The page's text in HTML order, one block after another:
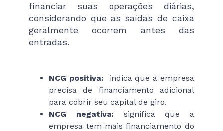
financiar suas operações diárias,
considerando que as saídas de caixa
geralmente ocorrem antes das
entradas.
NCG positiva:
indica que a empresa
precisa de financiamento adicional
para cobrir seu capital de giro.
NCG negativa: significa que a
empresa tem mais financiamento do